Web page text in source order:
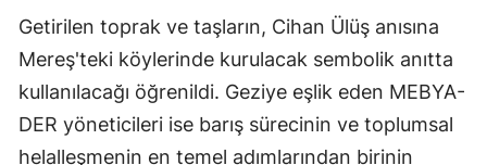
Getirilen toprak ve taşların, Cihan Ülüş anısına
Mereş'teki köylerinde kurulacak sembolik anıtta
kullanılacağı öğrenildi. Geziye eşlik eden MEBYA-
DER yöneticileri ise barış sürecinin ve toplumsal
helalleşmenin en temel adımlarından birinin